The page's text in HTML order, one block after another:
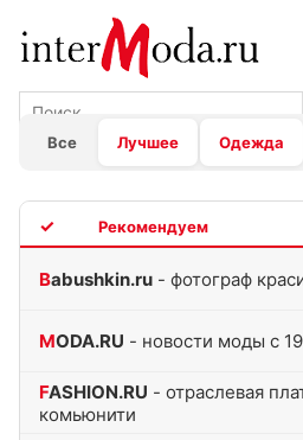
Все Лучшее Одежда
Babushkin.ru - фотограф
MODA.RU - новости моды с
FASHION.RU - отраслевая
комьюнити